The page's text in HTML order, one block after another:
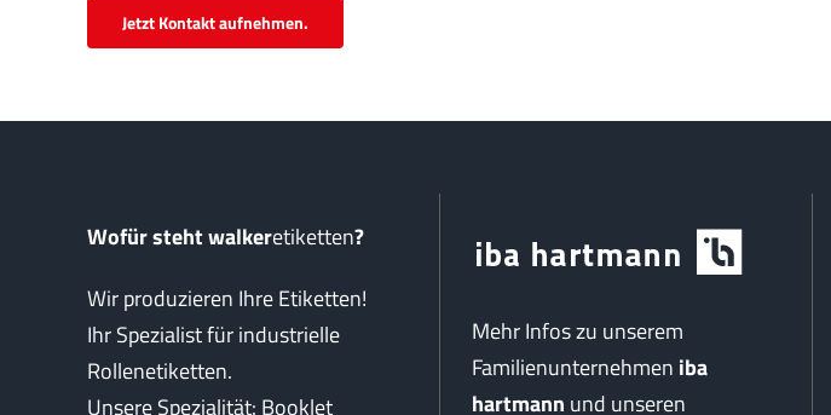
Jetzt Kontakt aufnehmen.
Wofür steht walkeretiketten?
Wir produzieren Ihre Etiketten!
Ihr Spezialist für industrielle
Rollenetiketten.
Unsere Spezialität: Booklet
Mehr Infos zu unserem
Familienunternehmen iba
hartmann und unseren